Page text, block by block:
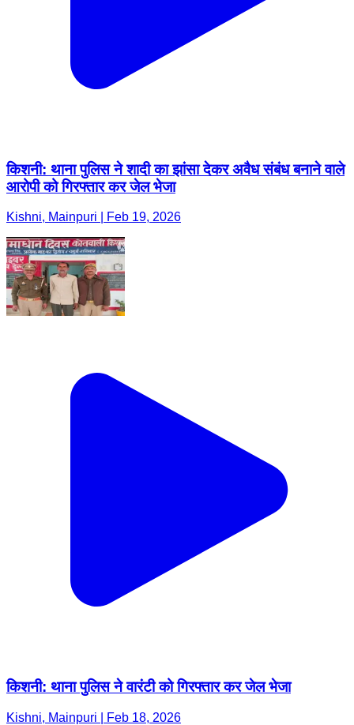
किशनी: थाना पुलिस ने शादी का झांसा देकर अवैध संबंध बनाने वाले
आरोपी को गिरफ्तार कर जेल भेजा
Kishni, Mainpuri | Feb 19, 2026
किशनी: थाना पुलिस ने वारंटी को गिरफ्तार कर जेल भेजा
Kishni, Mainpuri | Feb 18, 2026